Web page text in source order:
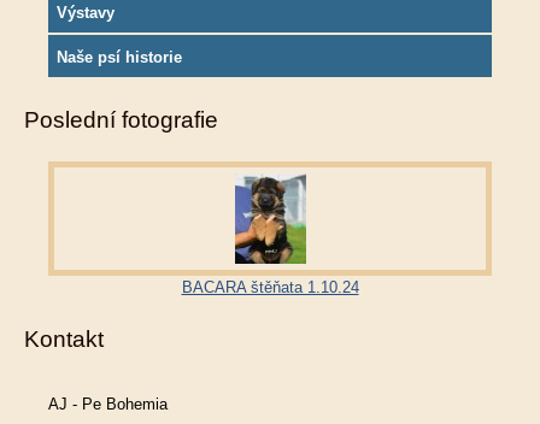
Výstavy
Naše psí historie
Poslední fotografie
BACARA štěňata 1.10.24
Kontakt
AJ - Pe Bohemia